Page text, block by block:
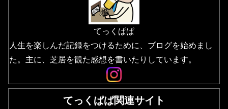
てっくぱぱ
人生を楽しんだ記録をつけるために、ブログを始めまし
た。主に、芝居を観た感想を書いたりしています。
てっくぱぱ関連サイト